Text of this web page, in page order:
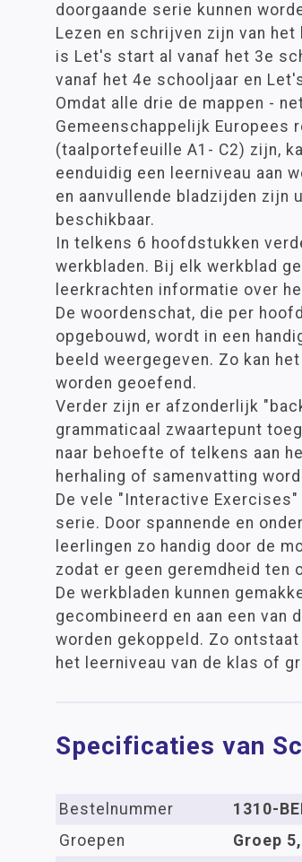
doorgaande serie kunnen
Lezen en schrijven zijn van het
is Let's start al vanaf het 3e
vanaf het 4e schooljaar en
Omdat alle drie de mappen -
Gemeenschappelijk Europees
(taalportefeuille A1- C2) zijn,
eenduidig een leerniveau aan
en aanvullende bladzijden zijn
beschikbaar.
In telkens 6 hoofdstukken
werkbladen. Bij elk werkblad
leerkrachten informatie over
De woordenschat, die per
opgebouwd, wordt in een
beeld weergegeven. Zo kan
worden geoefend.
Verder zijn er afzonderlijk
grammaticaal zwaartepunt
naar behoefte of telkens aan
herhaling of samenvatting
De vele "Interactive
serie. Door spannende en
leerlingen zo handig door de
zodat er geen geremdheid ten
De werkbladen kunnen
gecombineerd en aan een van
worden gekoppeld. Zo
het leerniveau van de klas of
Specificaties van
Bestelnummer
1310-
Groepen
Groep